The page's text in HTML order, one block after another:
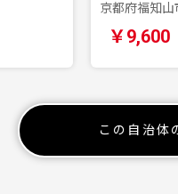
京都府福知山
￥9,600
この自治体